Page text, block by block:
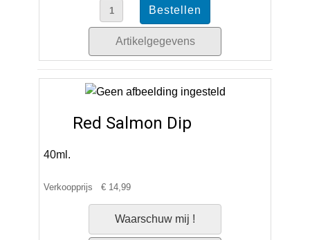
Artikelgegevens
Red Salmon Dip
40ml.
Verkoopprijs € 14,99
Waarschuw mij !